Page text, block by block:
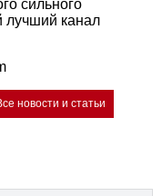
сильного
лучший канал
новости и статьи